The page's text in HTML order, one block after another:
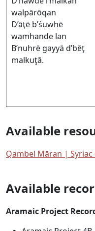
walpārōqan
D’āţē b’śuwhē
wamhande lan
B’nuhrē gayyā d’bēţ
malkuţā.
Available
Qambel Māran |
Available
Aramaic Project